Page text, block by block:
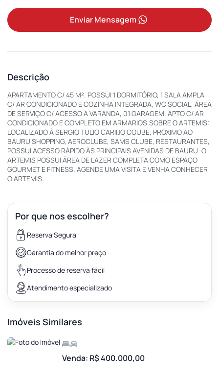
Enviar Mensagem
Descrição
APARTAMENTO C/ 45 M². POSSUI 1 DORMITÓRIO, 1 SALA AMPLA
C/ AR CONDICIONADO E COZINHA INTEGRADA, WC SOCIAL, ÁREA
DE SERVIÇO C/ ACESSO A VARANDA, 01 GARAGEM. APTO C/ AR
CONDICIONADO E COMPLETO EM ARMARIOS.SOBRE O ARTEMIS:
LOCALIZADO À SERGIO TULIO CARIIJO COUBE, PRÓXIMO AO
BAURU SHOPPING, AEROCLUBE, SAMS CLUBE, RESTAURANTES,
POSSUI ACESSO RÁPIDO ÀS PRINCIPAIS AVENIDAS DE BAURU. O
ARTEMIS POSSUI ÁREA DE LAZER COMPLETA COMO ESPAÇO
GOURMET E FITNESS. AGENDE UMA VISITA E VENHA CONHECER
O ARTEMIS.
Por que nos escolher?
Reserva Segura
Garantia do melhor preço
Processo de reserva fácil
Atendimento especializado
Imóveis Similares
Venda: R$ 400.000,00